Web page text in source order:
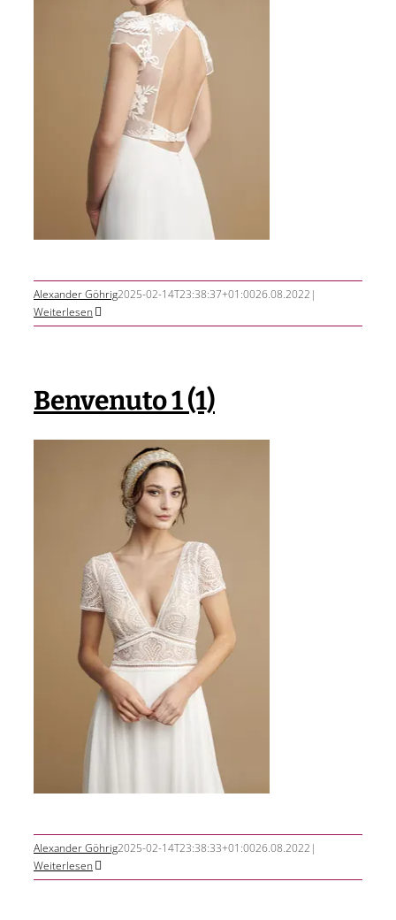
Alexander Göhrig2025-02-14T23:38:37+01:0026.08.2022 |
Weiterlesen
Benvenuto 1 (1)
Alexander Göhrig2025-02-14T23:38:33+01:0026.08.2022 |
Weiterlesen